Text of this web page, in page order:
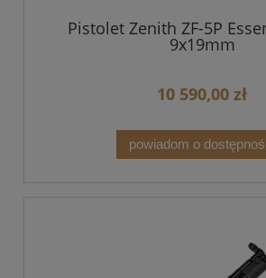
Pistolet Zenith ZF-5P
9x19mm
10 590,00 zł
powiadom o